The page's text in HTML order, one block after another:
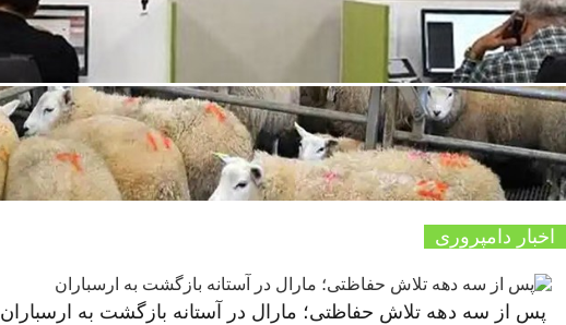
اخبار دامپروری
پس از سه دهه تلاش حفاظتی؛ مارال در آستانه بازگشت به ارسباران